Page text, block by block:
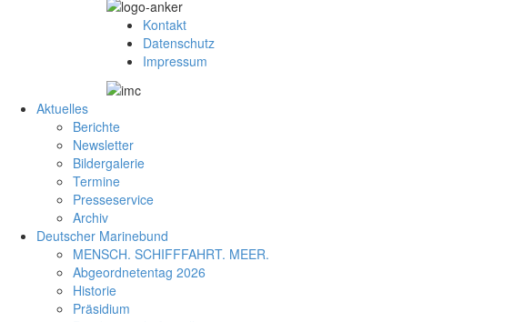
Kontakt
Datenschutz
Impressum
Aktuelles
Berichte
Newsletter
Bildergalerie
Termine
Presseservice
Archiv
Deutscher Marinebund
MENSCH. SCHIFFFAHRT. MEER.
Abgeordnetentag 2026
Historie
Präsidium